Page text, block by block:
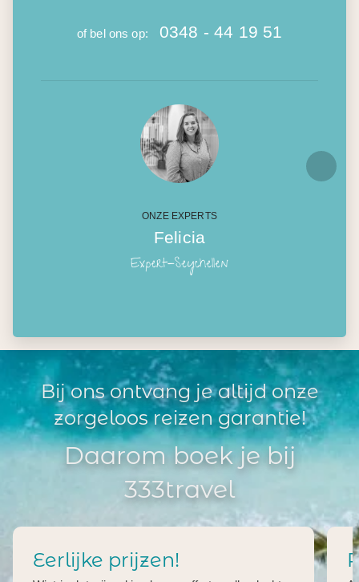
of bel ons op: 0348 - 44 19 51
ONZE EXPERTS
Felicia
Expert-Seychellen
Bij ons ontvang je altijd onze
zorgeloos reizen garantie!
Daarom boek je bij
333travel
Eerlijke prijzen!